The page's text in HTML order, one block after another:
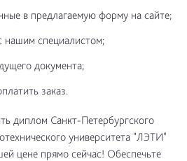
в предлагаемую форму на сайте;
нашим специалистом;
документа;
заказ.
диплом Санкт-Петербургского
университета "ЛЭТИ"
цене прямо сейчас! Обеспечьте